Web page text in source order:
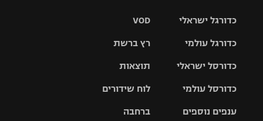
VOD
רץ ברשת
תוצאות
לוח שידורים
ברחבה
כדורגל ישראלי
גביע הטוטו
כדורגל עולמי
האלופות
ליגה
כדורסל ישראלי
סל
כדורסל עולמי
ענפים נוספים